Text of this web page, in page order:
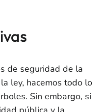
de seguridad de la
ley, hacemos todo lo
Sin embargo, si